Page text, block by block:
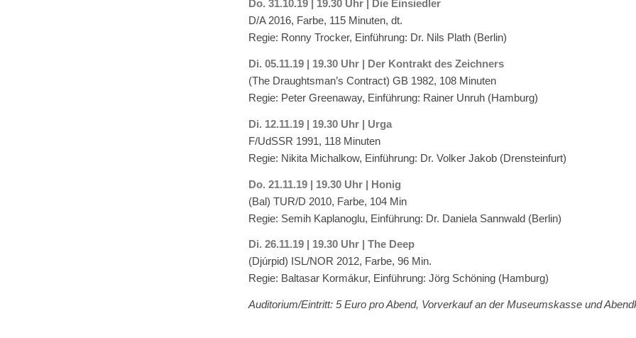
Do. 31.10.19 | 19.30 Uhr | Die Einsiedler
D/A 2016, Farbe, 115 Minuten, dt.
Regie: Ronny Trocker, Einführung: Dr. Nils Plath (Berlin)
Di. 05.11.19 | 19.30 Uhr | Der Kontrakt des Zeichners
(The Draughtsman’s Contract) GB 1982, 108 Minuten
Regie: Peter Greenaway, Einführung: Rainer Unruh (Hamburg)
Di. 12.11.19 | 19.30 Uhr | Urga
F/UdSSR 1991, 118 Minuten
Regie: Nikita Michalkow, Einführung: Dr. Volker Jakob (Drensteinfurt)
Do. 21.11.19 | 19.30 Uhr | Honig
(Bal) TUR/D 2010, Farbe, 104 Min
Regie: Semih Kaplanoglu, Einführung: Dr. Daniela Sannwald (Berlin)
Di. 26.11.19 | 19.30 Uhr | The Deep
(Djúrpid) ISL/NOR 2012, Farbe, 96 Min.
Regie: Baltasar Kormákur, Einführung: Jörg Schöning (Hamburg)
Auditorium/Eintritt: 5 Euro pro Abend, Vorverkauf an der Museumskasse und